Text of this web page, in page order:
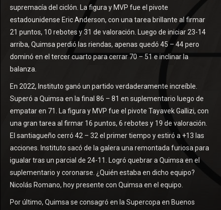
supremacía del ciclón. La figura y MVP fue el pivote
estadounidense Eric Anderson, con una tarea brillante al firmar
21 puntos, 10 rebotes y 31 de valoración. Luego de iniciar 23-14
arriba, Quimsa perdió las riendas, apenas quedó 45 – 44 pero
dominó en el tercer cuarto para cerrar 70 – 51 e inclinar la
balanza.
En 2022, Instituto ganó un partido verdaderamente increíble.
Superó a Quimsa en la final 86 – 81 en suplementario luego de
empatar en 71. La figura y MVP fue el pivote Tayavek Gallizi, con
una gran tarea al firmar 16 puntos, 6 rebotes y 19 de valoración.
El santiagueño cerró 42 – 32 el primer tiempo y estiró a +13 las
acciones. Instituto sacó de la galera una remontada furiosa para
igualar tras un parcial de 24-11. Logró quebrar a Quimsa en el
suplementario y coronarse. ¿Quién estaba en dicho equipo?
Nicolás Romano, hoy presente con Quimsa en el equipo.
Por último, Quimsa se consagró en la Supercopa en Buenos